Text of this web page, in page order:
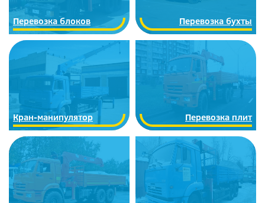
Перевозка блоков Перевозка бухты
Кран-манипулятор Перевозка плит